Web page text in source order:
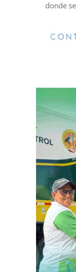
donde